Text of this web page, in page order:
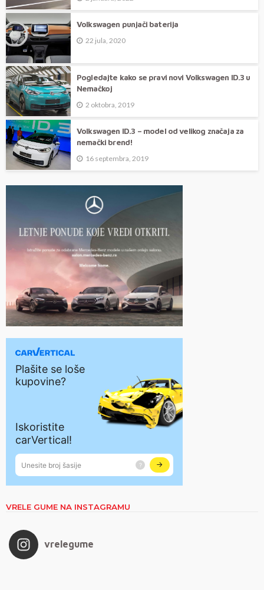
Volkswagen punjači baterija
22 jula, 2020
Pogledajte kako se pravi novi Volkswagen ID.3 u
Nemačkoj
2 oktobra, 2019
Volkswagen ID.3 – model od velikog značaja za
nemački brend!
16 septembra, 2019
VRELE GUME NA INSTAGRAMU
vrelegume